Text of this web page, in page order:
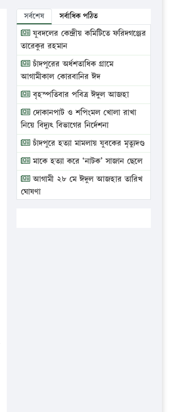
সর্বশেষ সর্বাধিক পঠিত
যুবদলের কেন্দ্রীয় কমিটিতে ফরিদগঞ্জের
তারেকুর রহমান
চাঁদপুরের অর্ধশতাধিক গ্রামে
আগামীকাল কোরবানির ঈদ
বৃহস্পতিবার পবিত্র ঈদুল আজহা
দোকানপাট ও শপিংমল খোলা রাখা
নিয়ে বিদ্যুৎ বিভাগের নির্দেশনা
চাঁদপুরে হত্যা মামলায় যুবকের মৃত্যুদণ্ড
মাকে হত্যা করে ‘নাটক’ সাজান ছেলে
আগামী ২৮ মে ঈদুল আজহার তারিখ
ঘোষণা